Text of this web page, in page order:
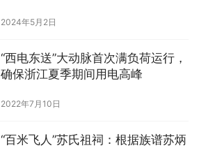
2024年5月2日
“西电东送”大动脉首次满负荷运行，
确保浙江夏季期间用电高峰
2022年7月10日
“百米飞人”苏氏祖祠：根据族谱苏炳